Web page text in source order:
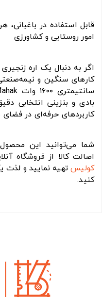
قابل استفاده در
امور روستایی و کشاورزی
اگر به دنبال یک اره زنجیری
سانتیمتری ۱۶۰۰ وات Mahak مدل GCS-400 از دسته
بادی و بنزینی انتخابی
کاربردهای حرفه‌ای در فضای
شما می‌توانید این
اصالت کالا از فروشگاه
کولیستهیه نمایید و لذت
کنید.